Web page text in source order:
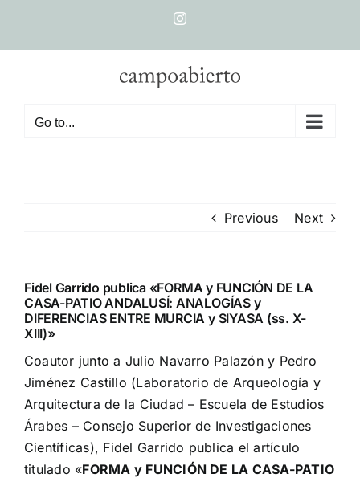
content
Instagram
Go to...
Previous Next
Fidel Garrido publica «FORMA y FUNCIÓN DE LA
CASA-PATIO ANDALUSÍ: ANALOGÍAS y
DIFERENCIAS ENTRE MURCIA y SIYASA (ss. X-
XIII)»
Coautor junto a Julio Navarro Palazón y Pedro
Jiménez Castillo (Laboratorio de Arqueología y
Arquitectura de la Ciudad – Escuela de Estudios
Árabes – Consejo Superior de Investigaciones
Científicas), Fidel Garrido publica el artículo
titulado «FORMA y FUNCIÓN DE LA CASA-PATIO